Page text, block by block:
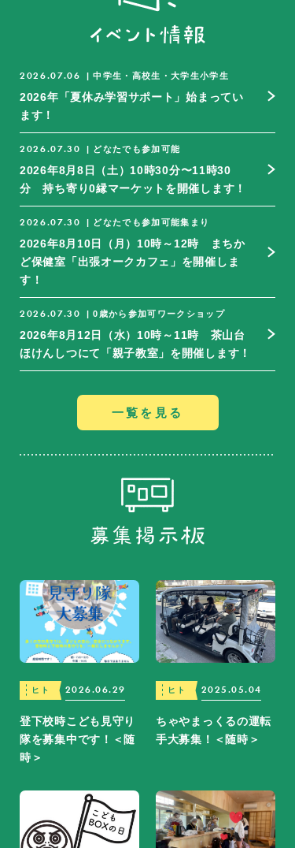
2026.07.06 |中学生・高校生・大学生小学生
2026年「夏休み学習サポート」始まってい
ます！
2026.07.30 | どなたでも参加可能
2026年8月8日（土）10時30分〜11時30
分 持ち寄り0縁マーケットを開催します！
2026.07.30 | どなたでも参加可能集まり
2026年8月10日（月）10時～12時 まちか
ど保健室「出張オークカフェ」を開催しま
す！
2026.07.30 |0歳から参加可 ワークショップ
2026年8月12日（水）10時～11時 茶山台
ほけんしつにて「親子教室」を開催します！
一覧を見る
ヒト 2026.06.29
登下校時こども見守り
隊を募集中です！＜随
時＞
ヒト 2025.05.04
ちゃやまっくるの運転
手大募集！＜随時＞